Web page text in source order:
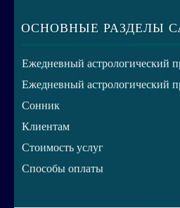
ОСНОВНЫЕ РАЗДЕЛЫ
Ежедневный астрологический
Ежедневный астрологический
Сонник
Клиентам
Стоимость услуг
Способы оплаты